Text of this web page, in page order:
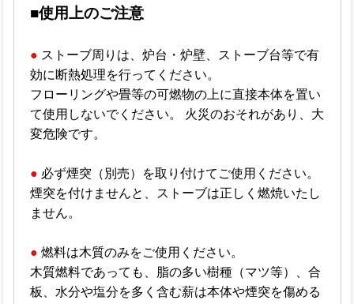
■使用上のご注意
● ストーブ周りは、炉台・炉壁、ストーブ台等で有
効に断熱処理を行ってください。
フローリングや畳等の可燃物の上に直接本体を置い
て使用しないでください。 火災のおそれがあり、大
変危険です。
● 必ず煙突（別売）を取り付けてご使用ください。
煙突を付けませんと、ストーブは正しく燃焼いたし
ません。
● 燃料は木質のみをご使用ください。
木質燃料であっても、脂の多い樹種（マツ等）、合
板、水分や塩分を多く含む薪は本体や煙突を傷める